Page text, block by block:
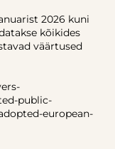
2026 kuni
kõikides
väärtused
public-
european-